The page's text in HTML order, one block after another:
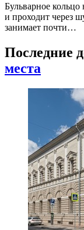
Бульварное
и проходит через
занимает почти…
Последние
места